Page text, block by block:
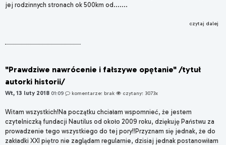
jej rodzinnych stronach ok 500km od.......
czytaj dalej
"Prawdziwe nawrócenie i fałszywe opętanie" /tytuł
autorki historii/
Wt, 13 luty 2018 01:09 komentarze: brak czytany: 3073x
Witam wszystkich!Na początku chciałam wspomnieć, że jestem
czytelniczką fundacji Nautilus od około 2009 roku, dziękuję Państwu za
prowadzenie tego wszystkiego do tej pory!!Przyznam się jednak, że do
zakładki XXI piętro nie zaglądam regularnie, dzisiaj jednak postanowiłam